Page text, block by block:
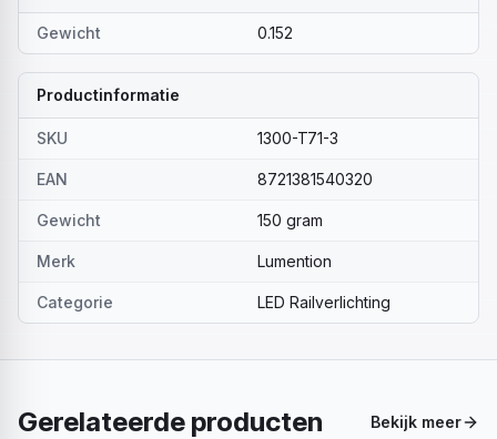
Gewicht 0.152
Productinformatie
SKU 1300-T71-3
EAN 8721381540320
Gewicht 150 gram
Merk Lumention
Categorie LED Railverlichting
Gerelateerde producten Bekijk meer